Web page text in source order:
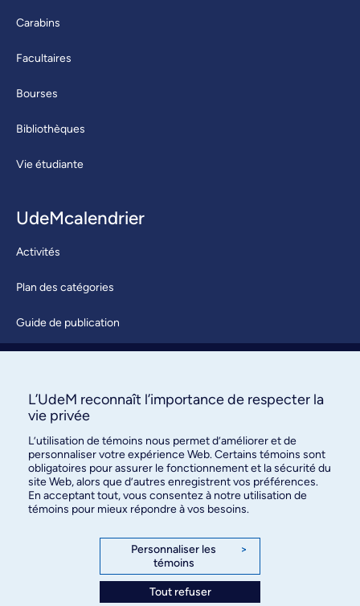
Carabins
Facultaires
Bourses
Bibliothèques
Vie étudiante
UdeMcalendrier
Activités
Plan des catégories
Guide de publication
À propos / Nous joindre
des relations publiques
3744, rue Jean-Brillant, bureau 490
Montréal (Québec) H3T 1P1
L’UdeM reconnaît l’importance de respecter la
vie privée
L’utilisation de témoins nous permet d’améliorer et de
personnaliser votre expérience Web. Certains témoins sont
obligatoires pour assurer le fonctionnement et la sécurité du
site Web, alors que d’autres enregistrent vos préférences.
En acceptant tout, vous consentez à notre utilisation de
témoins pour mieux répondre à vos besoins.
Personnaliser les
témoins
>
Tout refuser